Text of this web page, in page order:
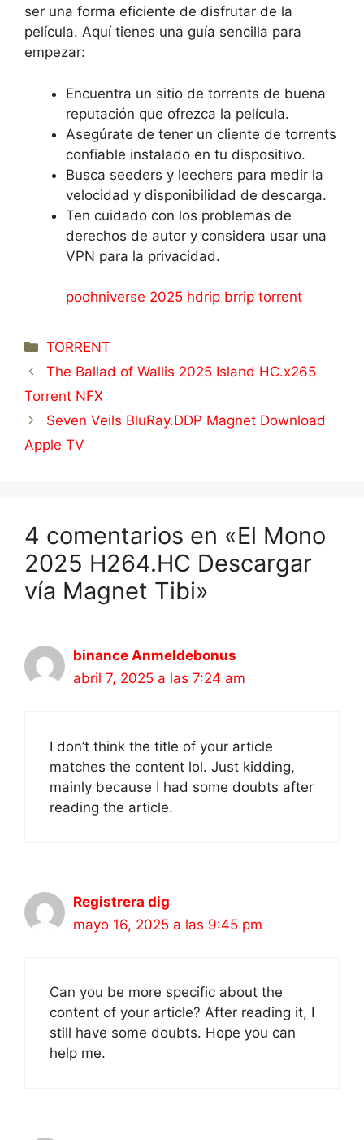
ser una forma eficiente de disfrutar de la
película. Aquí tienes una guía sencilla para
empezar:
Encuentra un sitio de torrents de buena
reputación que ofrezca la película.
Asegúrate de tener un cliente de torrents
confiable instalado en tu dispositivo.
Busca seeders y leechers para medir la
velocidad y disponibilidad de descarga.
Ten cuidado con los problemas de
derechos de autor y considera usar una
VPN para la privacidad.
poohniverse 2025 hdrip brrip torrent
Categorías
TORRENT
The Ballad of Wallis 2025 Island HC.x265
Torrent NFX
Seven Veils BluRay.DDP Magnet Download
Apple TV
4 comentarios en «El Mono
2025 H264.HC Descargar
vía Magnet Tibi»
binance Anmeldebonus
abril 7, 2025 a las 7:24 am
I don’t think the title of your article
matches the content lol. Just kidding,
mainly because I had some doubts after
reading the article.
Registrera dig
mayo 16, 2025 a las 9:45 pm
Can you be more specific about the
content of your article? After reading it, I
still have some doubts. Hope you can
help me.